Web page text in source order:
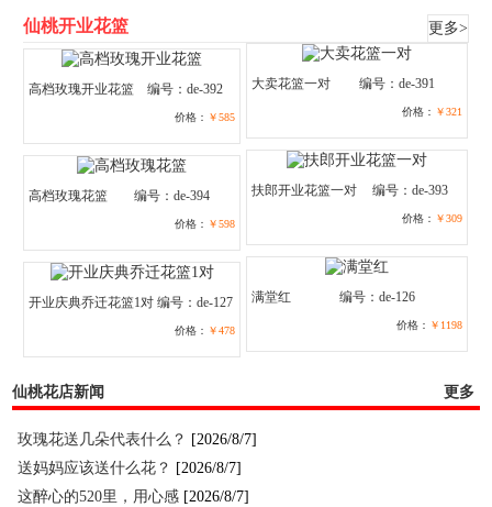
仙桃开业花篮 更多>
高档玫瑰开业花篮 编号：de-392
价格： ￥585
大卖花篮一对 编号：de-391
价格： ￥321
高档玫瑰花篮 编号：de-394
价格： ￥598
扶郎开业花篮一对 编号：de-393
价格： ￥309
开业庆典乔迁花篮1对 编号：de-127
价格： ￥478
满堂红 编号：de-126
价格： ￥1198
仙桃花店新闻 更多
玫瑰花送几朵代表什么？ [2026/8/7]
送妈妈应该送什么花？ [2026/8/7]
这醉心的520里，用心感 [2026/8/7]